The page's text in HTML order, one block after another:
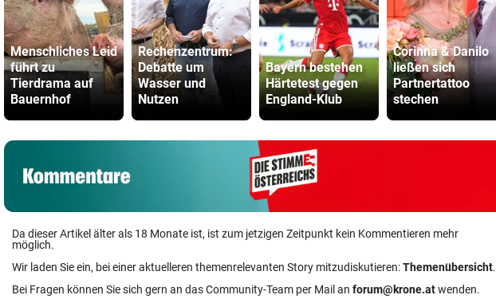
Menschliches Leid
führt zu
Tierdrama auf
Bauernhof
Rechenzentrum:
Debatte um
Wasser und
Nutzen
Bayern bestehen
Härtetest gegen
England-Klub
Corinna & Danilo
ließen sich
Partnertattoo
stechen
Da dieser Artikel älter als 18 Monate ist, ist zum jetzigen Zeitpunkt kein Kommentieren mehr
möglich.
Wir laden Sie ein, bei einer aktuelleren themenrelevanten Story mitzudiskutieren:Themenübersicht.
Bei Fragen können Sie sich gern an das Community-Team per Mail an forum@krone.atwenden.